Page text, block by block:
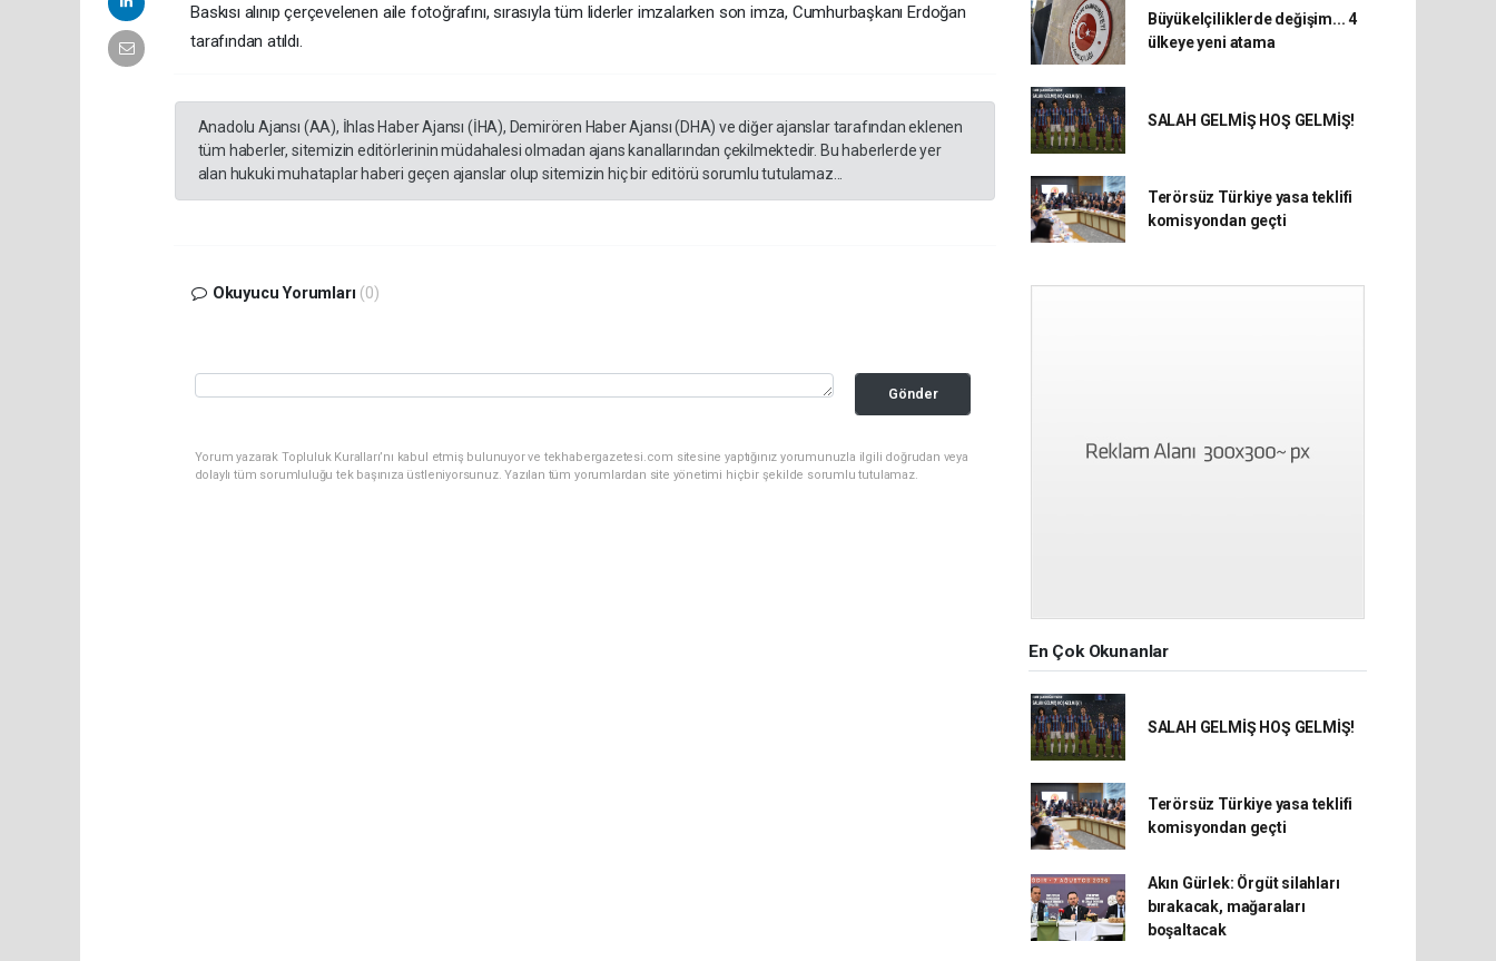
Baskısı alınıp çerçevelenen aile fotoğrafını, sırasıyla tüm liderler imzalarken son imza, Cumhurbaşkanı Erdoğan
tarafından atıldı.
Anadolu Ajansı (AA), İhlas Haber Ajansı (İHA), Demirören Haber Ajansı (DHA) ve diğer ajanslar tarafından eklenen
tüm haberler, sitemizin editörlerinin müdahalesi olmadan ajans kanallarından çekilmektedir. Bu haberlerde yer
alan hukuki muhataplar haberi geçen ajanslar olup sitemizin hiç bir editörü sorumlu tutulamaz...
Okuyucu Yorumları (0)
Gönder
Yorum yazarak Topluluk Kuralları’nı kabul etmiş bulunuyor ve tekhabergazetesi.com sitesine yaptığınız yorumunuzla ilgili doğrudan veya
dolaylı tüm sorumluluğu tek başınıza üstleniyorsunuz. Yazılan tüm yorumlardan site yönetimi hiçbir şekilde sorumlu tutulamaz.
Büyükelçiliklerde değişim... 4
ülkeye yeni atama
SALAH GELMİŞ HOŞ GELMİŞ!
Terörsüz Türkiye yasa teklifi
komisyondan geçti
En Çok Okunanlar
SALAH GELMİŞ HOŞ GELMİŞ!
Terörsüz Türkiye yasa teklifi
komisyondan geçti
Akın Gürlek: Örgüt silahları
bırakacak, mağaraları
boşaltacak